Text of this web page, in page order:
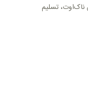
ناک‌اوت، تسلیم